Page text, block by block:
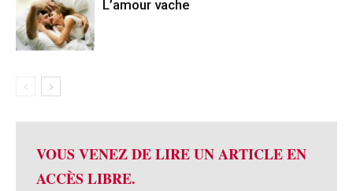
L’amour vache
VOUS VENEZ DE LIRE UN ARTICLE EN
ACCÈS LIBRE.